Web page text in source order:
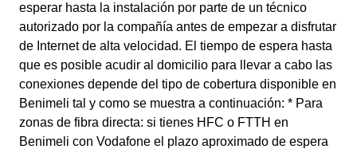
esperar hasta la instalación por parte de un técnico
autorizado por la compañía antes de empezar a disfrutar
de Internet de alta velocidad. El tiempo de espera hasta
que es posible acudir al domicilio para llevar a cabo las
conexiones depende del tipo de cobertura disponible en
Benimeli tal y como se muestra a continuación: * Para
zonas de fibra directa: si tienes HFC o FTTH en
Benimeli con Vodafone el plazo aproximado de espera